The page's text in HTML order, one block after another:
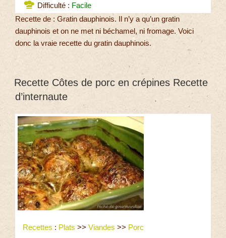
Difficulté : Facile
Recette de : Gratin dauphinois. Il n’y a qu’un gratin
dauphinois et on ne met ni béchamel, ni fromage. Voici
donc la vraie recette du gratin dauphinois.
Recette Côtes de porc en crépines Recette
d’internaute
Recettes : Plats >> Viandes >> Porc